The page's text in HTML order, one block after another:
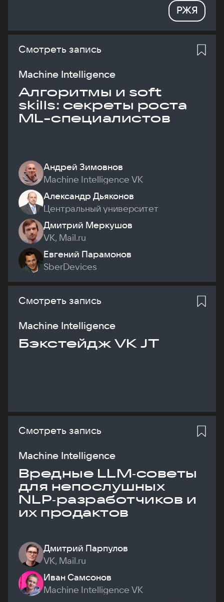
РЖЯ
Смотреть запись
Machine Intelligence
Алгоритмы и soft
skills: секреты роста
ML-специалистов
Андрей Зимовнов
Machine Intelligence VK
Александр Дьяконов
Центральный университет
Дмитрий Меркушов
VK, Mail.ru
Евгений Парамонов
SberDevices
Смотреть запись
Machine Intelligence
Бэкстейдж VK JT
Смотреть запись
Machine Intelligence
Вредные LLM‑советы
для непослушных
NLP‑разработчиков и
их продактов
Дмитрий Парпулов
VK, Mail.ru
Иван Самсонов
Machine Intelligence VK